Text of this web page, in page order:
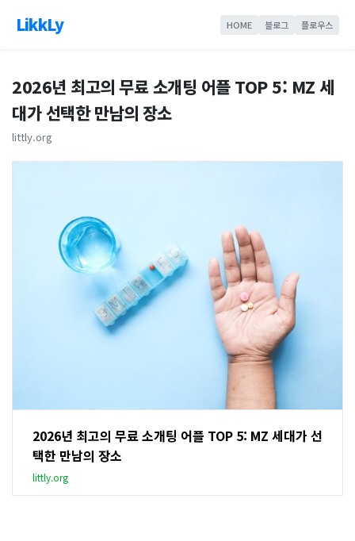
LikkLy HOME 블로그 플로우스
2026년 최고의 무료 소개팅 어플 TOP 5: MZ 세
대가 선택한 만남의 장소
littly.org
2026년 최고의 무료 소개팅 어플 TOP 5: MZ 세대가 선
택한 만남의 장소
littly.org